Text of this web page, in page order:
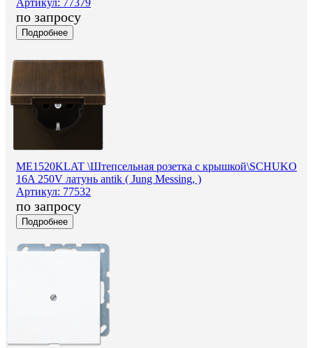
по запросу
Подробнее
ME1520KLAT \Штепсельная розетка с крышкой\SCHUKO
16A 250V латунь antik ( Jung Messing, )
Артикул: 77532
по запросу
Подробнее